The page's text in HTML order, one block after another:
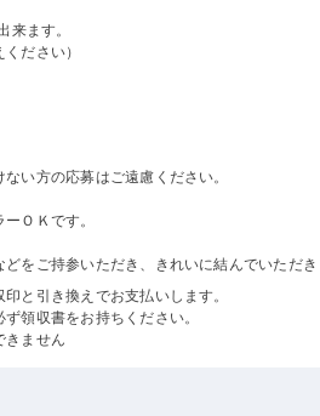
来ます。
ださい）
い方の応募はご遠慮ください。
ＯＫです。
どをご持参いただき、きれいに結んでいただ
と引き換えでお支払いします。
領収書をお持ちください。
きません